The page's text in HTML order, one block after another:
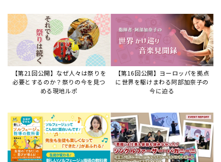
【第21回公開】なぜ人々は祭りを
必要とするのか？祭りの今を見つ
める現地ルポ
【第16回公開】ヨーロッパを拠点
に世界を駆けまわる阿部加奈子の
今に迫る